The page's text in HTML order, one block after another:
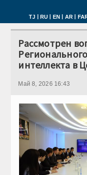
TJ | RU | EN | AR |
Рассмотрен
интеллекта в
Май 8, 2026 16:43